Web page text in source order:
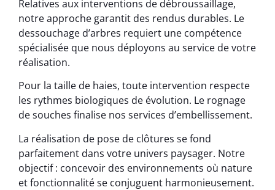
Relatives aux interventions de débroussaillage,
notre approche garantit des rendus durables. Le
dessouchage d’arbres requiert une compétence
spécialisée que nous déployons au service de votre
réalisation.
Pour la taille de haies, toute intervention respecte
les rythmes biologiques de évolution. Le rognage
de souches finalise nos services d’embellissement.
La réalisation de pose de clôtures se fond
parfaitement dans votre univers paysager. Notre
objectif : concevoir des environnements où nature
et fonctionnalité se conjuguent harmonieusement.